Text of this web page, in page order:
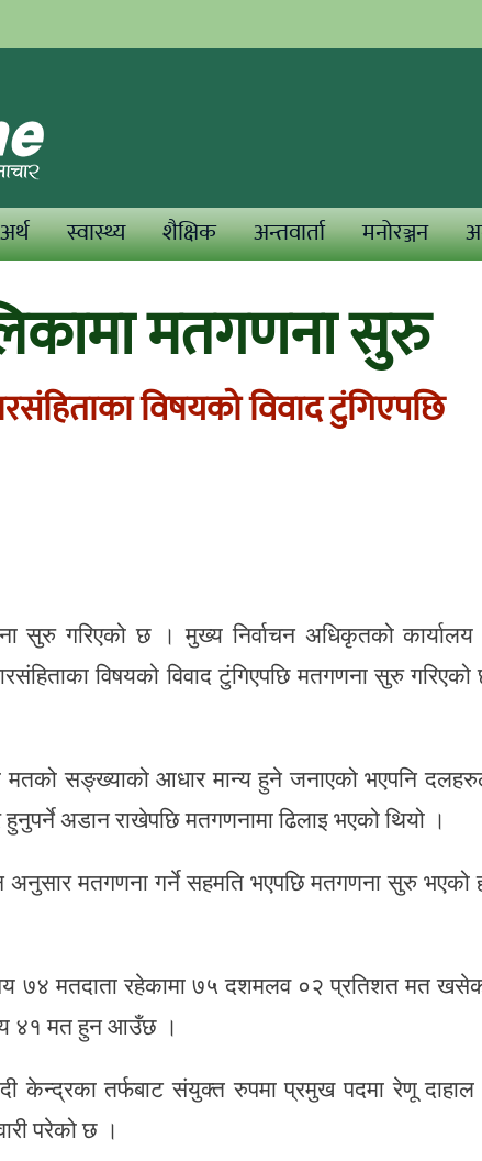
अर्थ स्वास्थ्य शैक्षिक अन्तवार्ता मनोरञ्जन
मतगणना सुरु
विषयको विवाद टुंगिएपछि
सुरु गरिएको छ । मुख्य निर्वाचन अधिकृतको कार्यालय
विषयको विवाद टुंगिएपछि मतगणना सुरु
मतको सङ्ख्याको आधार मान्य हुने जनाएको भएपनि
अडान राखेपछि मतगणनामा ढिलाइ भएको थियो ।
अनुसार मतगणना गर्ने सहमति भएपछि मतगणना सुरु भएको
७४ मतदाता रहेकामा ७५ दशमलव ०२ प्रतिशत मत
४१ मत हुन आउँछ ।
केन्द्रका तर्फबाट संयुक्त रुपमा प्रमुख पदमा रेणू
परेको छ ।